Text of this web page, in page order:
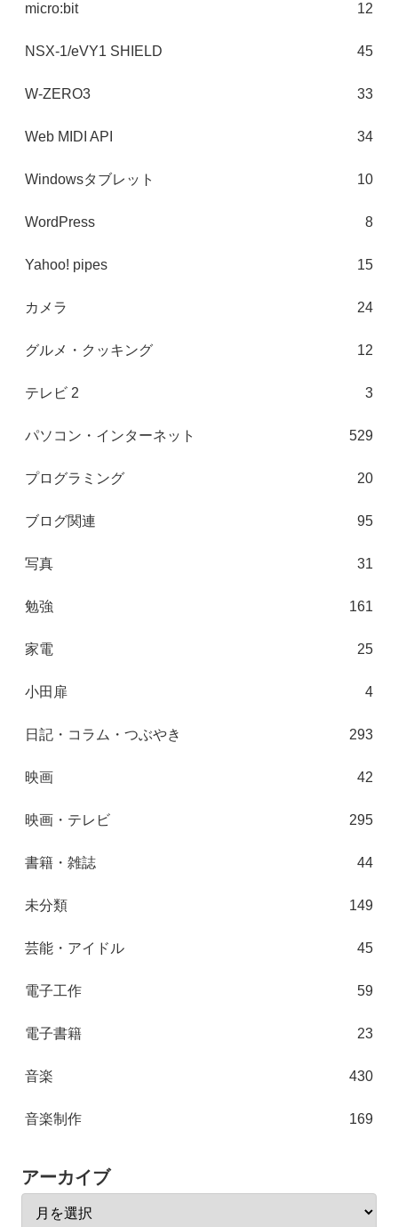
micro:bit 12
NSX-1/eVY1 SHIELD 45
W-ZERO3 33
Web MIDI API 34
Windowsタブレット 10
WordPress 8
Yahoo! pipes 15
カメラ 24
グルメ・クッキング 12
テレビ 2 3
パソコン・インターネット 529
プログラミング 20
ブログ関連 95
写真 31
勉強 161
家電 25
小田扉 4
日記・コラム・つぶやき 293
映画 42
映画・テレビ 295
書籍・雑誌 44
未分類 149
芸能・アイドル 45
電子工作 59
電子書籍 23
音楽 430
音楽制作 169
アーカイブ